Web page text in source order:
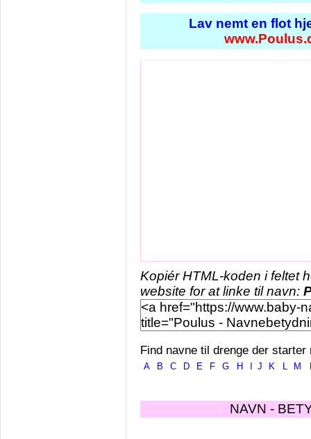
Lav nemt en flot
Kopiér HTML-koden i feltet
website for at linke til navn:
Find navne til drenge der starter
A B C D E F G H J K L M
NAVN -